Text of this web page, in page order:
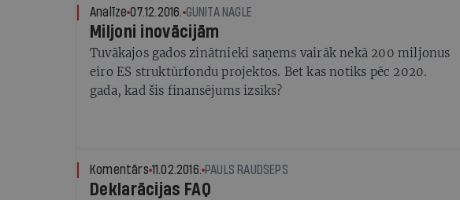
Latvijas ir aizbraukuši vismaz 300 000 iedzīvotāju darba spējīgā
vecumā un tas ir vismaz 20%. Neviens nebēg no labklājības
valsts. Neviens nebēg no labklājību baudošām Somijas,
Zviedrijas, Dānijas, Austrijas un laikam arī no Igaunijas. Šīs
valstis atrodas minēto kvalitātes rādītāju sarakstu pirmajās
vietās.
Analīze 07.12.2016. GUNITA NAGLE
Miljoni inovācijām
Tuvākajos gados zinātnieki saņems vairāk nekā 200 miljonus
eiro ES struktūrfondu projektos. Bet kas notiks pēc 2020.
gada, kad šis finansējums izsīks?
Komentārs 11.02.2016. PAULS RAUDSEPS
Deklarācijas FAQ